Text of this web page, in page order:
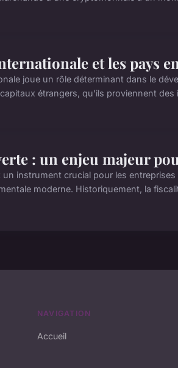
et les pays
joue un rôle déterminant dans le
étrangers, qu'ils proviennent
: un enjeu majeur
un instrument crucial pour les
moderne. Historiquement, la
NAVIGATION
Accueil